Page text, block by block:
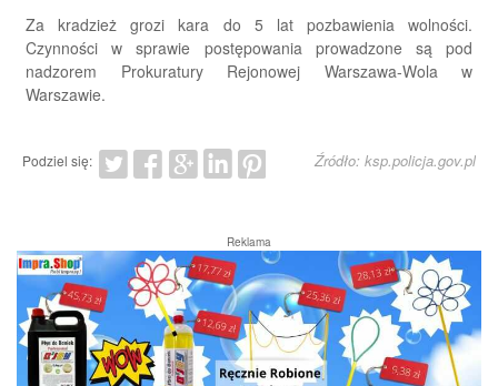
Za kradzież grozi kara do 5 lat pozbawienia wolności.
Czynności w sprawie postępowania prowadzone są pod
nadzorem Prokuratury Rejonowej Warszawa-Wola w
Warszawie.
Podziel się: Źródło: ksp.policja.gov.pl
Reklama